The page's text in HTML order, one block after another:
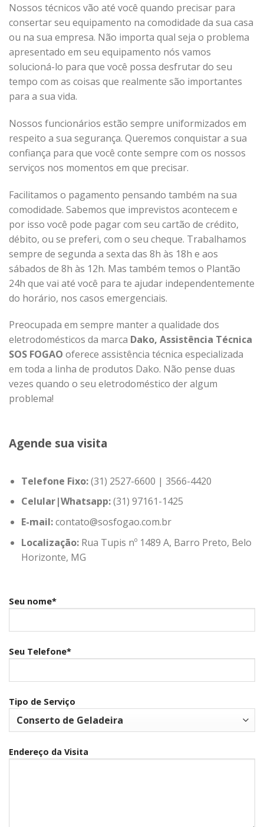
Nossos técnicos vão até você quando precisar para
consertar seu equipamento na comodidade da sua casa
ou na sua empresa. Não importa qual seja o problema
apresentado em seu equipamento nós vamos
solucioná-lo para que você possa desfrutar do seu
tempo com as coisas que realmente são importantes
para a sua vida.
Nossos funcionários estão sempre uniformizados em
respeito a sua segurança. Queremos conquistar a sua
confiança para que você conte sempre com os nossos
serviços nos momentos em que precisar.
Facilitamos o pagamento pensando também na sua
comodidade. Sabemos que imprevistos acontecem e
por isso você pode pagar com seu cartão de crédito,
débito, ou se preferi, com o seu cheque. Trabalhamos
sempre de segunda a sexta das 8h às 18h e aos
sábados de 8h às 12h. Mas também temos o Plantão
24h que vai até você para te ajudar independentemente
do horário, nos casos emergenciais.
Preocupada em sempre manter a qualidade dos
eletrodomésticos da marca Dako, Assistência Técnica
SOS FOGAO oferece assistência técnica especializada
em toda a linha de produtos Dako. Não pense duas
vezes quando o seu eletrodoméstico der algum
problema!
Agende sua visita
Telefone Fixo:(31) 2527-6600 | 3566-4420
Celular|Whatsapp:(31) 97161-1425
E-mail:contato@sosfogao.com.br
Localização:Rua Tupis nº 1489 A, Barro Preto, Belo
Horizonte, MG
Seu nome*
Seu Telefone*
Tipo de Serviço
Endereço da Visita